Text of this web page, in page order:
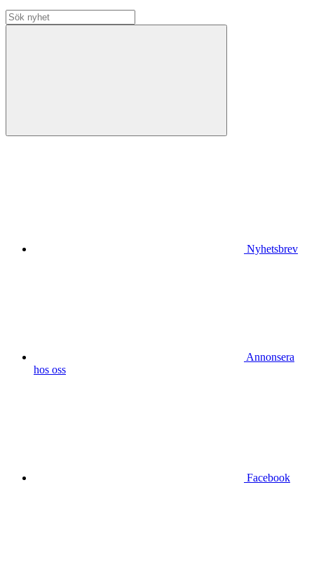
Nyhetsbrev
Annonsera
hos oss
Facebook